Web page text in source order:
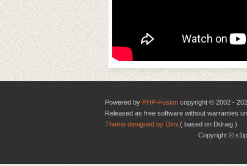
Powered by PHP-Fusion copyright © 2002 -
Released as free software without warranties
Theme designed by Dimi ( based on Ddraig )
Copyright ©